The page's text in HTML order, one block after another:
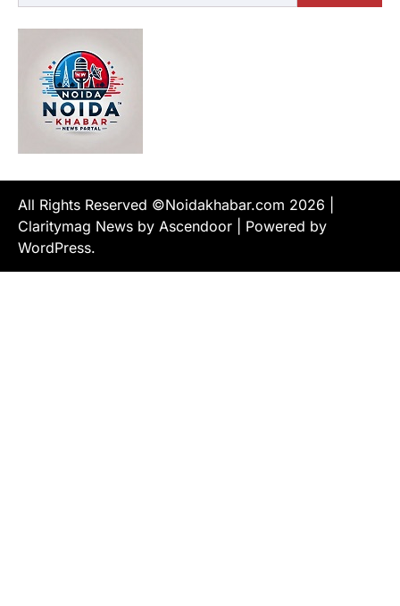
All Rights Reserved ©Noidakhabar.com 2026
Claritymag News by Ascendoor | Powered by
WordPress.